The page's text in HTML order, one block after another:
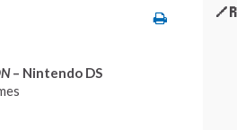
– Nintendo DS
/